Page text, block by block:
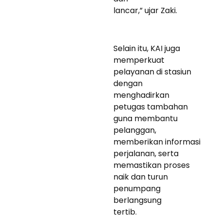
lancar,” ujar Zaki.
Selain itu, KAI juga
memperkuat
pelayanan di stasiun
dengan
menghadirkan
petugas tambahan
guna membantu
pelanggan,
memberikan informasi
perjalanan, serta
memastikan proses
naik dan turun
penumpang
berlangsung
tertib.